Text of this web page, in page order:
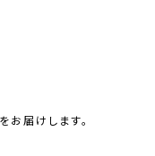
お届けします。